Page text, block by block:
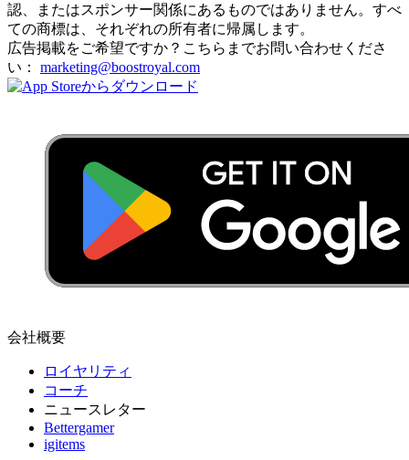
認、またはスポンサー関係にあるものではありません。すべ
ての商標は、それぞれの所有者に帰属します。
広告掲載をご希望ですか？こちらまでお問い合わせくださ
い： marketing@boostroyal.com
会社概要
ロイヤリティ
コーチ
ニュースレター
Bettergamer
igitems